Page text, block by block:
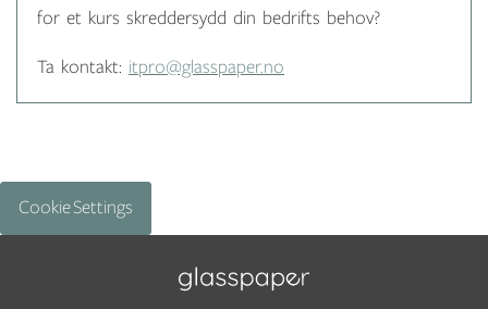
for et kurs skreddersydd din bedrifts behov?
Ta kontakt: itpro@glasspaper.no
Cookie Settings